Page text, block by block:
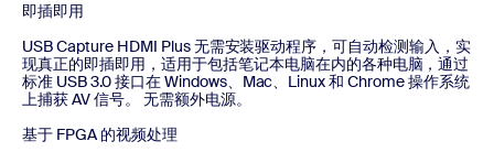
即插即用
USB Capture HDMI Plus 无需安装驱动程序，可自动检测输入，实
现真正的即插即用，适用于包括笔记本电脑在内的各种电脑，通过
标准 USB 3.0 接口在 Windows、Mac、Linux 和 Chrome 操作系统
上捕获 AV 信号。 无需额外电源。
基于 FPGA 的视频处理